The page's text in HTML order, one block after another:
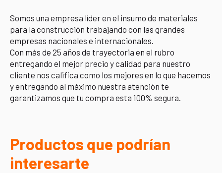
Somos una empresa líder en el insumo de materiales
para la construcción trabajando con las grandes
empresas nacionales e internacionales.
Con más de 25 años de trayectoria en el rubro
entregando el mejor precio y calidad para nuestro
cliente nos califica como los mejores en lo que hacemos
y entregando al máximo nuestra atención te
garantizamos que tu compra esta 100% segura.
Productos que podrían
interesarte